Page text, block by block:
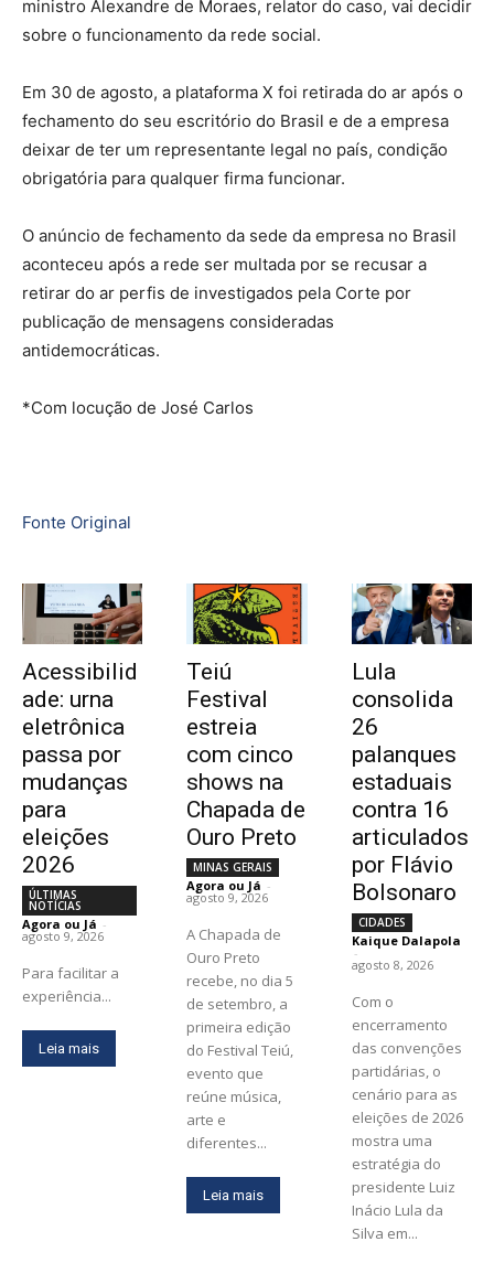
ministro Alexandre de Moraes, relator do caso, vai decidir
sobre o funcionamento da rede social.
Em 30 de agosto, a plataforma X foi retirada do ar após o
fechamento do seu escritório do Brasil e de a empresa
deixar de ter um representante legal no país, condição
obrigatória para qualquer firma funcionar.
O anúncio de fechamento da sede da empresa no Brasil
aconteceu após a rede ser multada por se recusar a
retirar do ar perfis de investigados pela Corte por
publicação de mensagens consideradas
antidemocráticas.
*Com locução de José Carlos
Fonte Original
Acessibilid
ade: urna
eletrônica
passa por
mudanças
para
eleições
2026
ÚLTIMAS
NOTÍCIAS
Agora ou Já -
agosto 9, 2026
Para facilitar a
experiência...
Leia mais
Teiú
Festival
estreia
com cinco
shows na
Chapada de
Ouro Preto
MINAS GERAIS
Agora ou Já -
agosto 9, 2026
A Chapada de
Ouro Preto
recebe, no dia 5
de setembro, a
primeira edição
do Festival Teiú,
evento que
reúne música,
arte e
diferentes...
Leia mais
Lula
consolida
26
palanques
estaduais
contra 16
articulados
por Flávio
Bolsonaro
CIDADES
Kaique Dalapola
-
agosto 8, 2026
Com o
encerramento
das convenções
partidárias, o
cenário para as
eleições de 2026
mostra uma
estratégia do
presidente Luiz
Inácio Lula da
Silva em...